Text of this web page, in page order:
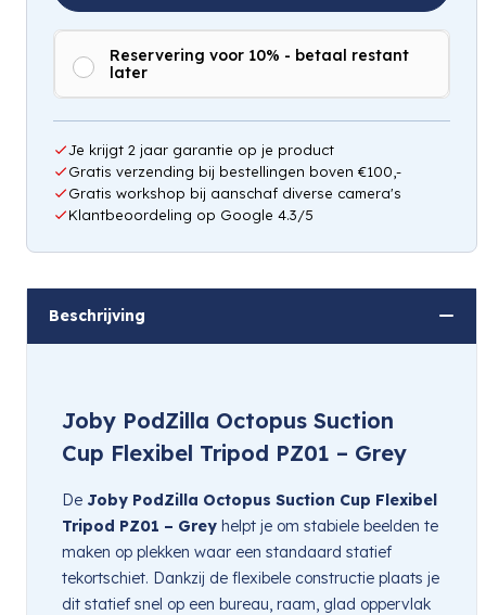
Reservering voor 10% - betaal restant
later
Je krijgt 2 jaar garantie op je product
Gratis verzending bij bestellingen boven €100,-
Gratis workshop bij aanschaf diverse camera's
Klantbeoordeling op Google 4.3/5
Beschrijving
Joby PodZilla Octopus Suction
Cup Flexibel Tripod PZ01 – Grey
De Joby PodZilla Octopus Suction Cup Flexibel
Tripod PZ01 – Grey helpt je om stabiele beelden te
maken op plekken waar een standaard statief
tekortschiet. Dankzij de flexibele constructie plaats je
dit statief snel op een bureau, raam, glad oppervlak